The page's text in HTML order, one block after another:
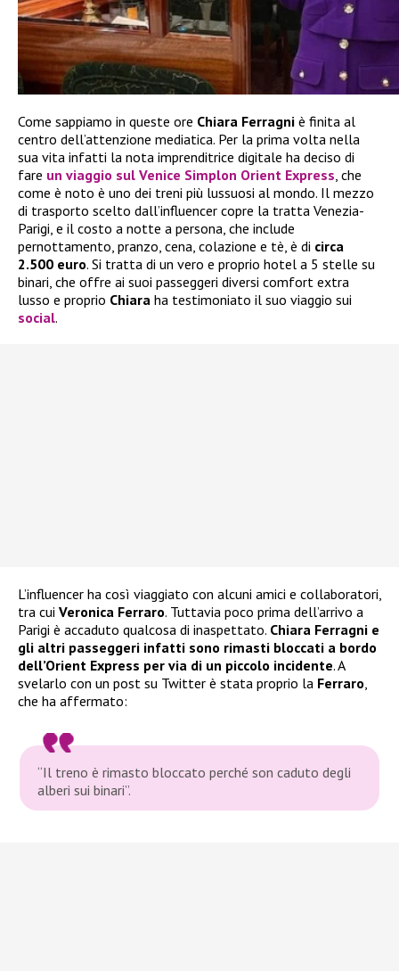
Come sappiamo in queste ore Chiara Ferragni è finita al
centro dell’attenzione mediatica. Per la prima volta nella
sua vita infatti la nota imprenditrice digitale ha deciso di
fare un viaggio sul Venice Simplon Orient Express, che
come è noto è uno dei treni più lussuosi al mondo. Il mezzo
di trasporto scelto dall’influencer copre la tratta Venezia-
Parigi, e il costo a notte a persona, che include
pernottamento, pranzo, cena, colazione e tè, è di circa
2.500 euro. Si tratta di un vero e proprio hotel a 5 stelle su
binari, che offre ai suoi passeggeri diversi comfort extra
lusso e proprio Chiara ha testimoniato il suo viaggio sui
social.
L’influencer ha così viaggiato con alcuni amici e collaboratori,
tra cui Veronica Ferraro. Tuttavia poco prima dell’arrivo a
Parigi è accaduto qualcosa di inaspettato. Chiara Ferragni e
gli altri passeggeri infatti sono rimasti bloccati a bordo
dell’Orient Express per via di un piccolo incidente. A
svelarlo con un post su Twitter è stata proprio la Ferraro,
che ha affermato:
“Il treno è rimasto bloccato perché son caduto degli
alberi sui binari”.